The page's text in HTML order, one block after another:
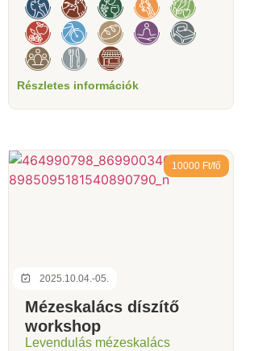
Részletes információk
2025.10.04.-05.
10000 Ft/fő
Mézeskalács díszítő
workshop
Levendulás mézeskalács